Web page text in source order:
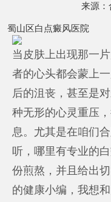
来源：
蜀山区白点癜风医院
当皮肤上出现那一
者的心头都会蒙上
后的沮丧，甚至是
种无形的心灵重压
息。尤其是在咱们
听，哪里有专业的
份煎熬，并且给出
的健康小编，我想